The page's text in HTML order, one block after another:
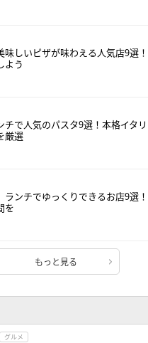
味しいピザが味わえる人気店9選
よう
チで人気のパスタ9選！本格イタ
厳選
ランチでゆっくりできるお店9選
を
もっと見る
グルメ